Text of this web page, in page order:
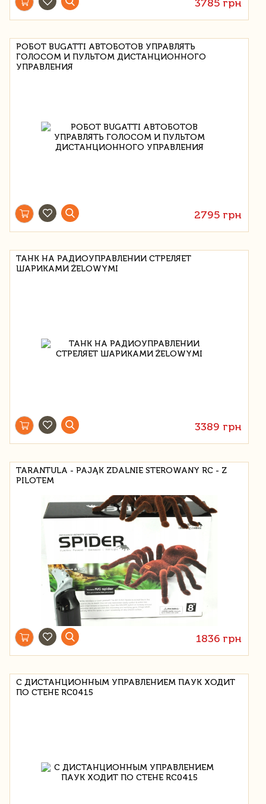
3785 грн
РОБОТ BUGATTI АВТОБОТОВ УПРАВЛЯТЬ
ГОЛОСОМ И ПУЛЬТОМ ДИСТАНЦИОННОГО
УПРАВЛЕНИЯ
2795 грн
ТАНК НА РАДИОУПРАВЛЕНИИ СТРЕЛЯЕТ
ШАРИКАМИ ŻELOWYMI
3389 грн
TARANTULA - PAJĄK ZDALNIE STEROWANY RC - Z
PILOTEM
1836 грн
С ДИСТАНЦИОННЫМ УПРАВЛЕНИЕМ ПАУК ХОДИТ
ПО СТЕНЕ RC0415